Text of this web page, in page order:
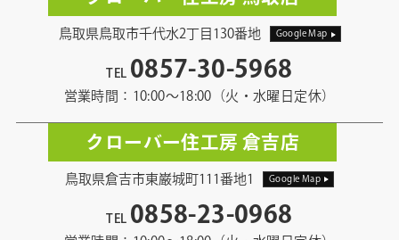
鳥取県鳥取市千代水2丁目130番地 Google Map
TEL 0857-30-5968
営業時間：10:00〜18:00（火・水曜日定休）
クローバー住工房 倉吉店
鳥取県倉吉市東巌城町111番地1 Google Map
TEL 0858-23-0968